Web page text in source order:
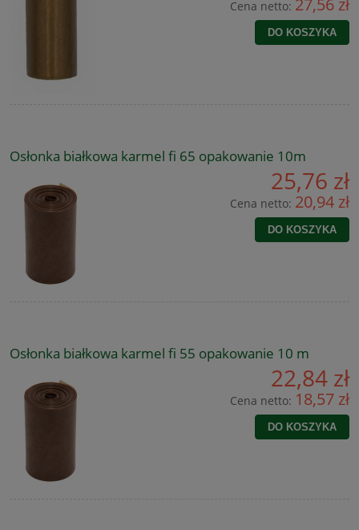
Cena netto: 27,56 zł
DO KOSZYKA
Osłonka białkowa karmel fi 65 opakowanie 10m
25,76 zł
Cena netto: 20,94 zł
DO KOSZYKA
Osłonka białkowa karmel fi 55 opakowanie 10 m
22,84 zł
Cena netto: 18,57 zł
DO KOSZYKA